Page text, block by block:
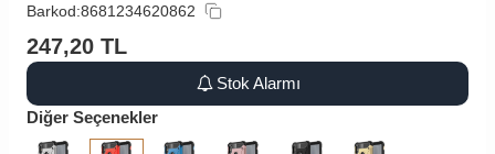
Barkod:8681234620862
247,20 TL
Stok Alarmı
Diğer Seçenekler